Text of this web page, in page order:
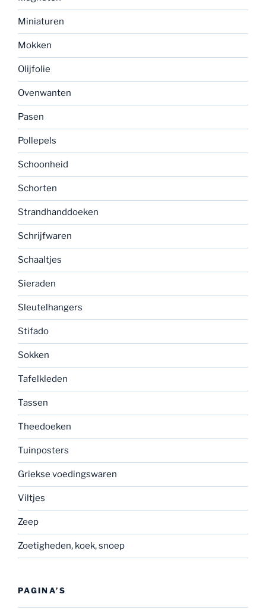
Miniaturen
Mokken
Olijfolie
Ovenwanten
Pasen
Pollepels
Schoonheid
Schorten
Strandhanddoeken
Schrijfwaren
Schaaltjes
Sieraden
Sleutelhangers
Stifado
Sokken
Tafelkleden
Tassen
Theedoeken
Tuinposters
Griekse voedingswaren
Viltjes
Zeep
Zoetigheden, koek, snoep
PAGINA’S